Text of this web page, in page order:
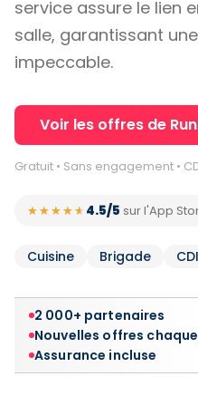
service assure le lien
salle, garantissant
impeccable.
Voir les offres de
Gratuit • Sans engagement •
★★★★★
★★★★★ 4.5/5 sur l'App
Cuisine Brigade
2 000+ partenaires
Nouvelles offres
Assurance incluse